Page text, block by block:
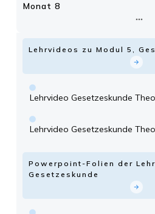
Monat 8
Lehrvideos zu Modul 5,
Lehrvideo Gesetzeskunde
Lehrvideo Gesetzeskunde
Powerpoint-Folien der
Gesetzeskunde